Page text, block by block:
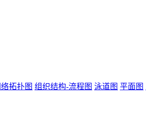
络拓扑图 组织结构-流程图 泳道图 平面图